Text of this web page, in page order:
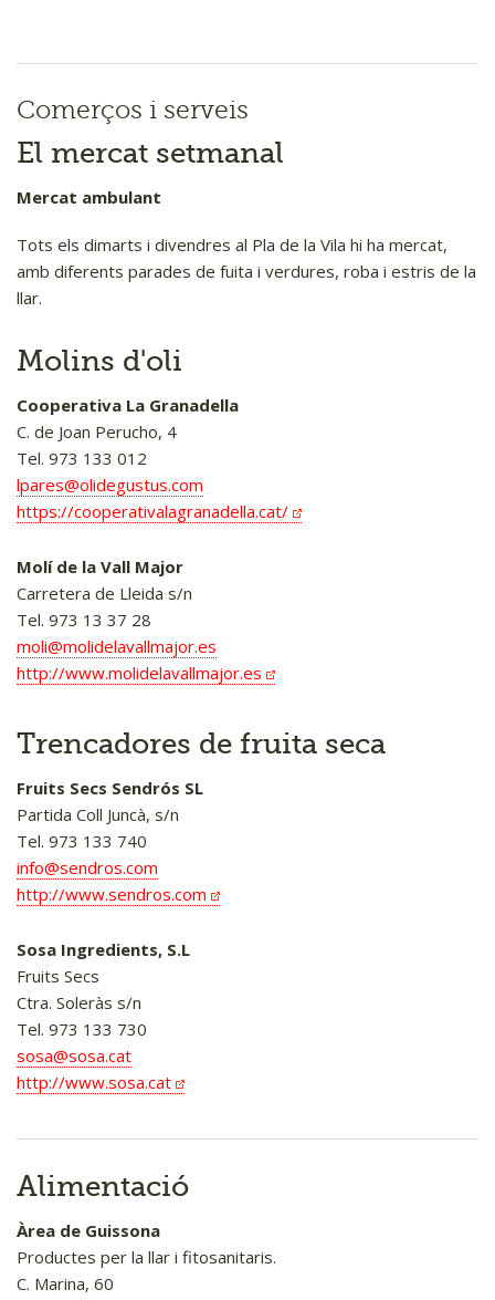
Comerços i serveis
El mercat setmanal
Mercat ambulant
Tots els dimarts i divendres al Pla de la Vila hi ha mercat,
amb diferents parades de fuita i verdures, roba i estris de la
llar.
Molins d'oli
Cooperativa La Granadella
C. de Joan Perucho, 4
Tel. 973 133 012
lpares@olidegustus.com
https://cooperativalagranadella.cat/
Molí de la Vall Major
Carretera de Lleida s/n
Tel. 973 13 37 28
moli@molidelavallmajor.es
http://www.molidelavallmajor.es
Trencadores de fruita seca
Fruits Secs Sendrós SL
Partida Coll Juncà, s/n
Tel. 973 133 740
info@sendros.com
http://www.sendros.com
Sosa Ingredients, S.L
Fruits Secs
Ctra. Soleràs s/n
Tel. 973 133 730
sosa@sosa.cat
http://www.sosa.cat
Alimentació
Àrea de Guissona
Productes per la llar i fitosanitaris.
C. Marina, 60